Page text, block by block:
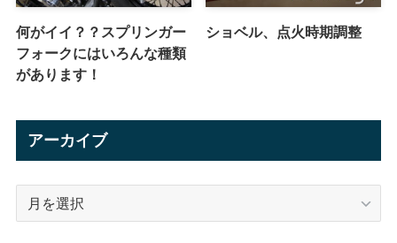
何がイイ？？スプリンガー
フォークにはいろんな種類
があります！
ショベル、点火時期調整
アーカイブ